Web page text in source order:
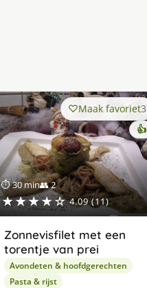
⏱ 30 min👥 2
★★★★☆ 4.09 (11)
Maak favoriet3
👍
Zonnevisfilet met een
torentje van prei
Avondeten & hoofdgerechten
Pasta & rijst